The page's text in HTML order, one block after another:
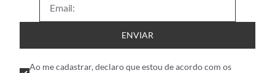
ENVIAR
Ao me cadastrar, declaro que estou de acordo com os